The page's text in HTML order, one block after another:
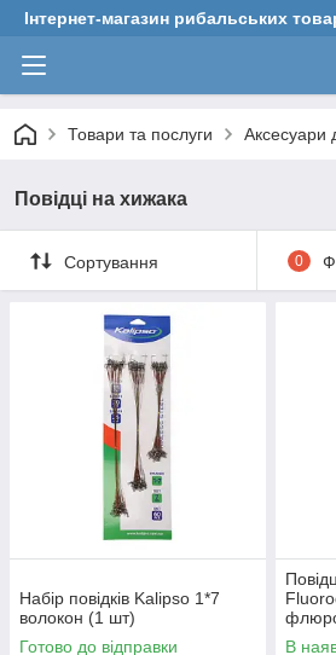
Інтернет-магазин рибальських
Товари та послуги Аксесуари
Повідці на хижака
Сортування 0
Набір повідків Kalipso 1*7
волокон (1 шт)
Готово до відправки
В